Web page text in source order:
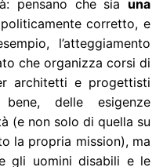
pensano che sia una
corretto, e
l’atteggiamento
che organizza corsi di
architetti e progettisti
delle esigenze
(e non solo di quella su
la propria mission), ma
gli uomini disabili e le